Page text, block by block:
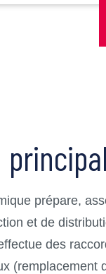
prépare,
et de
des